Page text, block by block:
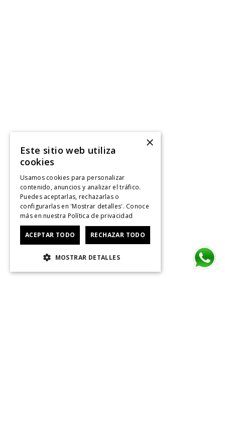
×
Este sitio web utiliza
cookies
Usamos cookies para personalizar
contenido, anuncios y analizar el tráfico.
Puedes aceptarlas, rechazarlas o
configurarlas en 'Mostrar detalles'. Conoce
más en nuestra Política de privacidad
ACEPTAR TODO RECHAZAR TODO
MOSTRAR DETALLES